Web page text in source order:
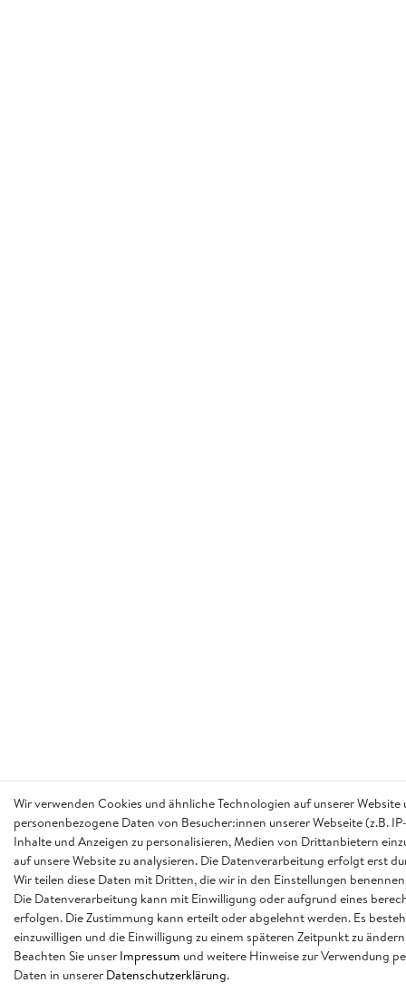
Wir verwenden Cookies und ähnliche Technologien auf unserer
personenbezogene Daten von Besucher:innen unserer Webseite (z.B.
Inhalte und Anzeigen zu personalisieren, Medien von Drittanbietern
auf unsere Website zu analysieren. Die Datenverarbeitung erfolgt erst
Wir teilen diese Daten mit Dritten, die wir in den Einstellungen
Die Datenverarbeitung kann mit Einwilligung oder aufgrund eines
erfolgen. Die Zustimmung kann erteilt oder abgelehnt werden. Es
einzuwilligen und die Einwilligung zu einem späteren Zeitpunkt zu
Beachten Sie unser Impressum und weitere Hinweise zur Verwendung
Daten in unserer Daten­schutz­erklärung.